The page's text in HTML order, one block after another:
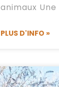
animaux Une
PLUS D'INFO »